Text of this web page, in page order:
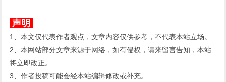
声明
1、本文仅代表作者观点，文章内容仅供参考，不代表本站立场。
2、本网站部分文章来源于网络，如有侵权，请来留言告知，本站
将立即改正。
3、作者投稿可能会经本站编辑修改或补充。